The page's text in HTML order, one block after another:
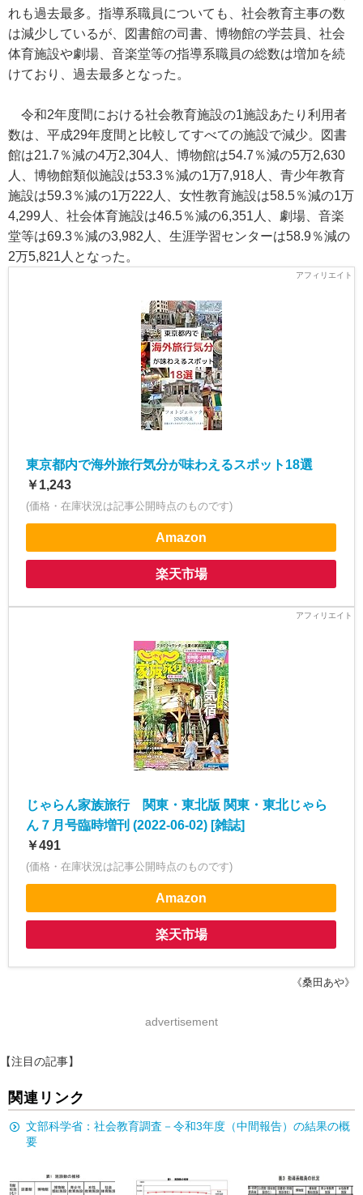
れも過去最多。指導系職員についても、社会教育主事の数
は減少しているが、図書館の司書、博物館の学芸員、社会
体育施設や劇場、音楽堂等の指導系職員の総数は増加を続
けており、過去最多となった。
令和2年度間における社会教育施設の1施設あたり利用者
数は、平成29年度間と比較してすべての施設で減少。図書
館は21.7％減の4万2,304人、博物館は54.7％減の5万2,630
人、博物館類似施設は53.3％減の1万7,918人、青少年教育
施設は59.3％減の1万222人、女性教育施設は58.5％減の1万
4,299人、社会体育施設は46.5％減の6,351人、劇場、音楽
堂等は69.3％減の3,982人、生涯学習センターは58.9％減の
2万5,821人となった。
東京都内で海外旅行気分が味わえるスポット18選
￥1,243
(価格・在庫状況は記事公開時点のものです)
Amazon
楽天市場
じゃらん家族旅行 関東・東北版 関東・東北じゃら
ん７月号臨時増刊 (2022-06-02) [雑誌]
￥491
(価格・在庫状況は記事公開時点のものです)
Amazon
楽天市場
《桑田あや》
advertisement
【注目の記事】
関連リンク
文部科学省：社会教育調査－令和3年度（中間報告）の結果の概
要